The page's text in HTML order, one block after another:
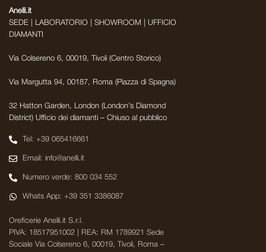
Anelli.it
SEDE | LABORATORIO | SHOWROOM | UFFICIO
DIAMANTI
Via Colsereno 6, 00019, Tivoli (Centro Storico)
Via Margutta 94, 00187, Roma (Piazza di Spagna)
32 Hatton Garden, London (London’s Diamond
District) Ufficio dei diamanti – Chiuso al pubblico
Tel: +39 065416661
Email: info@anelli.it
Numero verde: 800 034 552
Whats App: +39 351 3386087
Oreficerie Anelli.it S.r.l.
PIVA: 18517951002 | REA: RM 1789921 Sede
Sociale Via Colsereno 6, 00019, Tivoli, Roma –